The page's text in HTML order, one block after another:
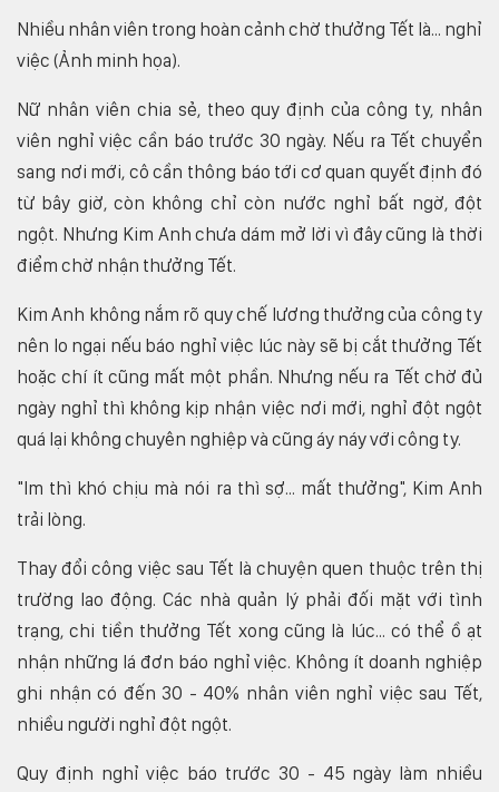
Nhiều nhân viên trong hoàn cảnh chờ thưởng Tết là... nghỉ
việc (Ảnh minh họa).
Nữ nhân viên chia sẻ, theo quy định của công ty, nhân
viên nghỉ việc cần báo trước 30 ngày. Nếu ra Tết chuyển
sang nơi mới, cô cần thông báo tới cơ quan quyết định đó
từ bây giờ, còn không chỉ còn nước nghỉ bất ngờ, đột
ngột. Nhưng Kim Anh chưa dám mở lời vì đây cũng là thời
điểm chờ nhận thưởng Tết.
Kim Anh không nắm rõ quy chế lương thưởng của công ty
nên lo ngại nếu báo nghỉ việc lúc này sẽ bị cắt thưởng Tết
hoặc chí ít cũng mất một phần. Nhưng nếu ra Tết chờ đủ
ngày nghỉ thì không kịp nhận việc nơi mới, nghỉ đột ngột
quá lại không chuyên nghiệp và cũng áy náy với công ty.
"Im thì khó chịu mà nói ra thì sợ... mất thưởng", Kim Anh
trải lòng.
Thay đổi công việc sau Tết là chuyện quen thuộc trên thị
trường lao động. Các nhà quản lý phải đối mặt với tình
trạng, chi tiền thưởng Tết xong cũng là lúc... có thể ồ ạt
nhận những lá đơn báo nghỉ việc. Không ít doanh nghiệp
ghi nhận có đến 30 - 40% nhân viên nghỉ việc sau Tết,
nhiều người nghỉ đột ngột.
Quy định nghỉ việc báo trước 30 - 45 ngày làm nhiều